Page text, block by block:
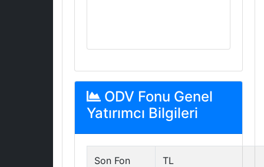
ODV Fonu Genel
Yatırımcı Bilgileri
Son Fon
TL